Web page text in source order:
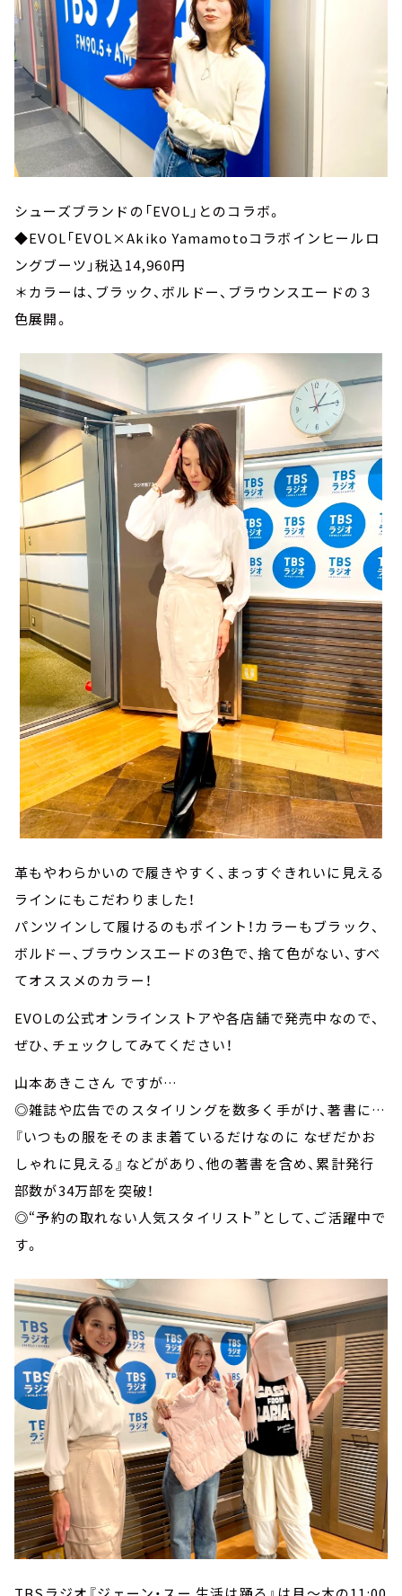
シューズブランドの「EVOL」とのコラボ。
◆EVOL「EVOL×Akiko Yamamotoコラボインヒールロ
ングブーツ」税込14,960円
＊カラーは、ブラック、ボルドー、ブラウンスエードの３
色展開。
革もやわらかいので履きやすく、まっすぐきれいに見える
ラインにもこだわりました！
パンツインして履けるのもポイント！カラーもブラック、
ボルドー、ブラウンスエードの3色で、捨て色がない、すべ
てオススメのカラー！
EVOLの公式オンラインストアや各店舗で発売中なので、
ぜひ、チェックしてみてください！
山本あきこさん ですが…
◎雑誌や広告でのスタイリングを数多く手がけ、著書に…
『いつもの服をそのまま着ているだけなのに なぜだかお
しゃれに見える』などがあり、他の著書を含め、累計発行
部数が34万部を突破！
◎“予約の取れない人気スタイリスト”として、ご活躍中で
す。